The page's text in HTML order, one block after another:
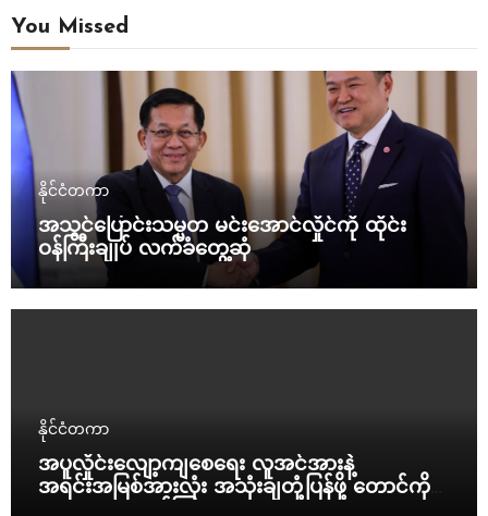
You Missed
နိုင်ငံတကာ
အသွင်ပြောင်းသမ္မတ မင်းအောင်လှိုင်ကို ထိုင်း
ဝန်ကြီးချုပ် လက်ခံတွေ့ဆုံ
နိုင်ငံတကာ
အပူလှိုင်းလျော့ကျစေရေး လူအင်အားနဲ့
အရင်းအမြစ်အားလုံး အသုံးချတုံ့ပြန်ဖို့ တောင်ကိုရီး